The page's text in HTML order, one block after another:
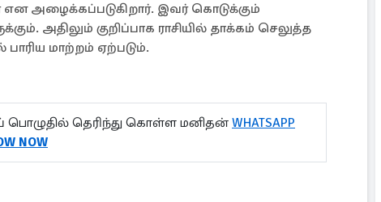
என அழைக்கப்படுகிறார். இவர் கொடுக்கும்
அதிலும் குறிப்பாக ராசியில் தாக்கம் செலுத்த
பாரிய மாற்றம் ஏற்படும்.
பொழுதில் தெரிந்து கொள்ள மனிதன் WHATSAPP
NOW